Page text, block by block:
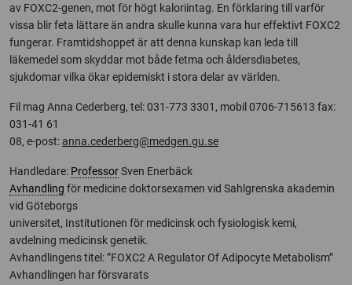
av FOXC2-genen, mot för högt kaloriintag. En förklaring till varför
vissa blir feta lättare än andra skulle kunna vara hur effektivt FOXC2
fungerar. Framtidshoppet är att denna kunskap kan leda till
läkemedel som skyddar mot både fetma och åldersdiabetes,
sjukdomar vilka ökar epidemiskt i stora delar av världen.
Fil mag Anna Cederberg, tel: 031-773 3301, mobil 0706-715613 fax:
031-41 61
08, e-post:anna.cederberg@medgen.gu.se
Handledare: ProfessorSven Enerbäck
Avhandling för medicine doktorsexamen vid Sahlgrenska akademin
vid Göteborgs
universitet, Institutionen för medicinsk och fysiologisk kemi,
avdelning medicinsk genetik.
Avhandlingens titel: ”FOXC2 A Regulator Of Adipocyte Metabolism”
Avhandlingen har försvarats